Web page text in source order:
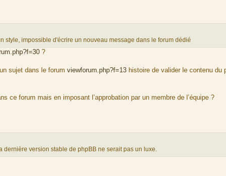
style, impossible d'écrire un nouveau message dans le forum dédié
?
sujet dans le forum viewforum.php?f=13 histoire de valider le contenu du
ce forum mais en imposant l’approbation par un membre de l’équipe ?
dernière version stable de phpBB ne serait pas un luxe.